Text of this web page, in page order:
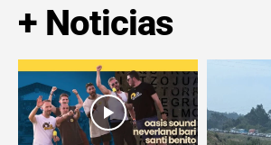
+ Noticias